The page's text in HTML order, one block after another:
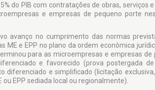
do PIB com contratações de obras, serviços
e empresas de pequeno porte
avanço no cumprimento das normas
ME e EPP no plano da ordem econômica
para as microempresas e empresas
e favorecido (prova postergada
e simplificado (licitação
EPP sediada local ou regionalmente).